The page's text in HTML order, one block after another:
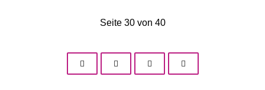
Seite 30 von 40